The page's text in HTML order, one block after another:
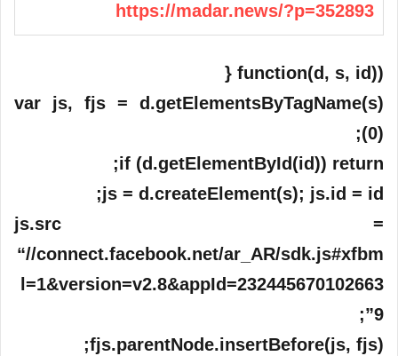
https://madar.news/?p=352893
(function(d, s, id) {
var js, fjs = d.getElementsByTagName(s)
(0);
if (d.getElementById(id)) return;
js = d.createElement(s); js.id = id;
js.src =
“//connect.facebook.net/ar_AR/sdk.js#xfbm
l=1&version=v2.8&appId=232445670102663
9”;
fjs.parentNode.insertBefore(js, fjs);